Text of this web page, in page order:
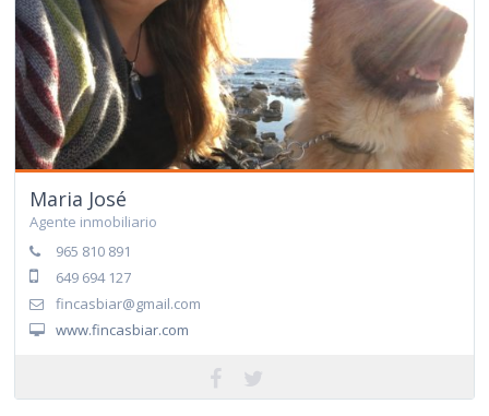
Maria José
Agente inmobiliario
965 810 891
649 694 127
fincasbiar@gmail.com
www.fincasbiar.com